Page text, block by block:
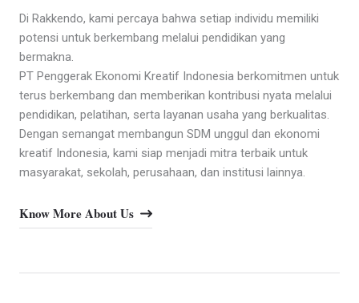
Di Rakkendo, kami percaya bahwa setiap individu memiliki
potensi untuk berkembang melalui pendidikan yang
bermakna.
PT Penggerak Ekonomi Kreatif Indonesia berkomitmen untuk
terus berkembang dan memberikan kontribusi nyata melalui
pendidikan, pelatihan, serta layanan usaha yang berkualitas.
Dengan semangat membangun SDM unggul dan ekonomi
kreatif Indonesia, kami siap menjadi mitra terbaik untuk
masyarakat, sekolah, perusahaan, dan institusi lainnya.
Know More About Us